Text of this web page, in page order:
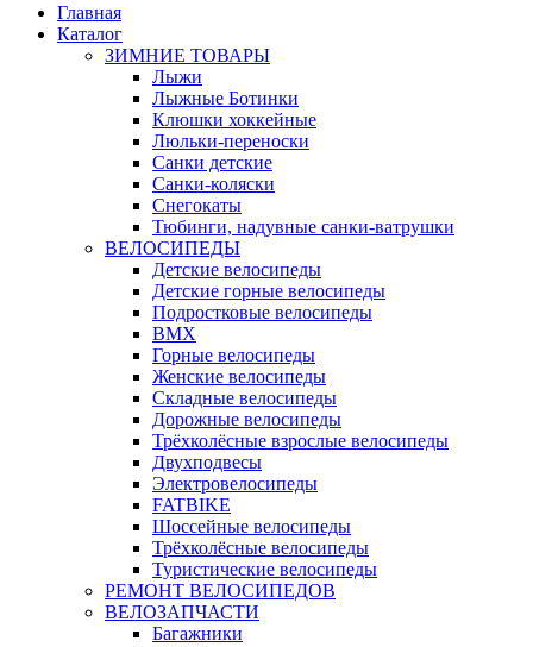
Главная
Каталог
ЗИМНИЕ ТОВАРЫ
Лыжи
Лыжные Ботинки
Клюшки хоккейные
Люльки-переноски
Санки детские
Санки-коляски
Снегокаты
Тюбинги, надувные санки-ватрушки
ВЕЛОСИПЕДЫ
Детские велосипеды
Детские горные велосипеды
Подростковые велосипеды
BMX
Горные велосипеды
Женские велосипеды
Складные велосипеды
Дорожные велосипеды
Трёхколёсные взрослые велосипеды
Двухподвесы
Электровелосипеды
FATBIKE
Шоссейные велосипеды
Трёхколёсные велосипеды
Туристические велосипеды
РЕМОНТ ВЕЛОСИПЕДОВ
ВЕЛОЗАПЧАСТИ
Багажники